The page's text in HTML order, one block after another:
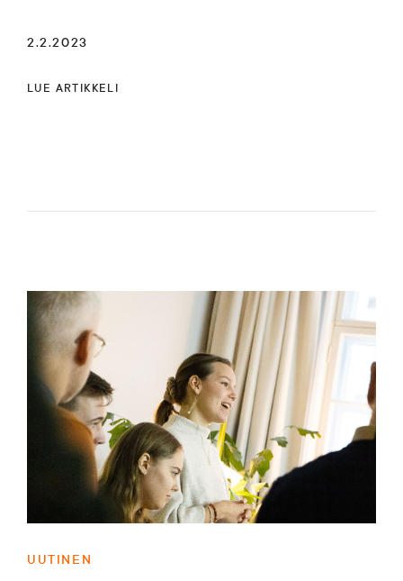
2.2.2023
LUE ARTIKKELI
UUTINEN